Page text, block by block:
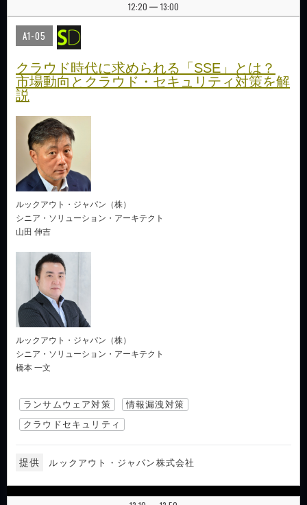
12:20 | 13:00
A1-05
クラウド時代に求められる「SSE」とは？
市場動向とクラウド・セキュリティ対策を解
説
ルックアウト・ジャパン（株）
シニア・ソリューション・アーキテクト
山田 伸吉
ルックアウト・ジャパン（株）
シニア・ソリューション・アーキテクト
橋本 一文
ランサムウェア対策
情報漏洩対策
クラウドセキュリティ
提供 ルックアウト・ジャパン株式会社